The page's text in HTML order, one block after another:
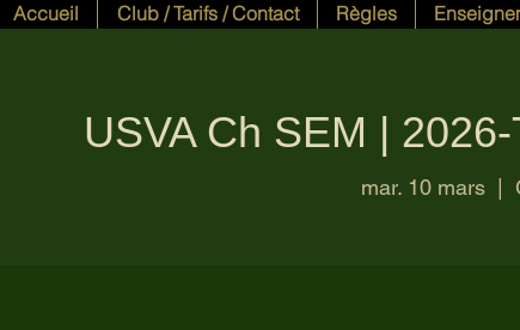
Accueil Club / Tarifs / Contact Règles
USVA Ch SEM |
mar. 10 mars
  |